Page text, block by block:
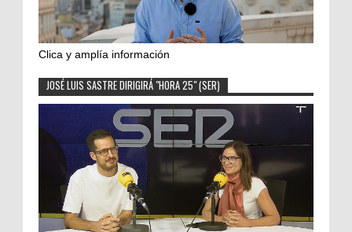
Clica y amplía información
JOSÉ LUIS SASTRE DIRIGIRÁ "HORA 25" (SER)